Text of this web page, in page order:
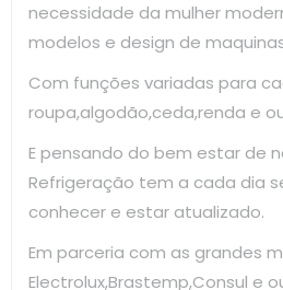
necessidade da mulher
modelos e design de
Com funções variadas para
roupa,algodão,ceda,renda e
E pensando do bem estar de
Refrigeração tem a cada dia
conhecer e estar atualizado.
Em parceria com as grandes
Electrolux,Brastemp,Consul e